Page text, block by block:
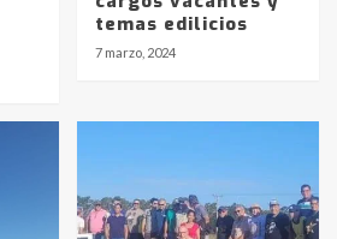
temas edilicios
7 marzo, 2024